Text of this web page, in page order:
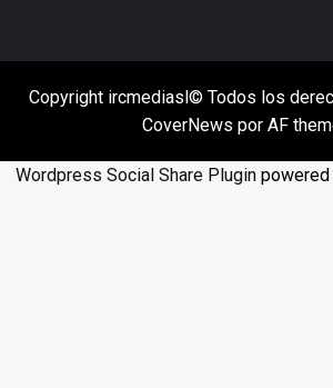
Copyright ircmediasl© Todos los
CoverNews por AF
Wordpress Social Share Plugin